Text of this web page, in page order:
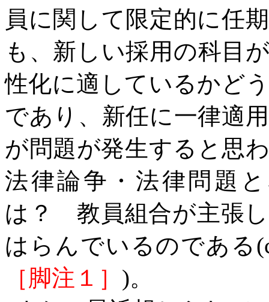
員に関して限定的に任
も、新しい採用の科目
性化に適しているかど
であり、新任に一律適
が問題が発生すると思
法律論争・法律問題
は？ 教員組合が主張
はらんでいるのである
［脚注１］ )。